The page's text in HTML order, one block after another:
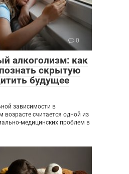
0
алкоголизм: как
скрытую
будущее
зависимости в
возрасте считается одной из
медицинских проблем в